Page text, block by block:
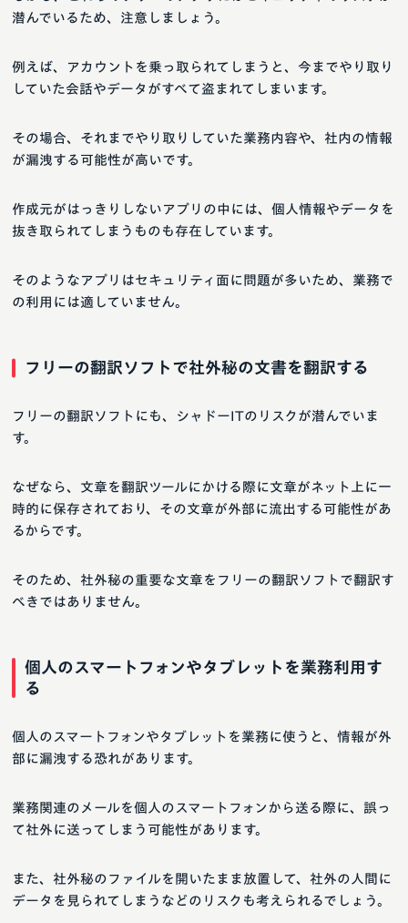
潜んでいるため、注意しましょう。
例えば、アカウントを乗っ取られてしまうと、今までやり取り
していた会話やデータがすべて盗まれてしまいます。
その場合、それまでやり取りしていた業務内容や、社内の情報
が漏洩する可能性が高いです。
作成元がはっきりしないアプリの中には、個人情報やデータを
抜き取られてしまうものも存在しています。
そのようなアプリはセキュリティ面に問題が多いため、業務で
の利用には適していません。
フリーの翻訳ソフトで社外秘の文書を翻訳する
フリーの翻訳ソフトにも、シャドーITのリスクが潜んでいま
す。
なぜなら、文章を翻訳ツールにかける際に文章がネット上に一
時的に保存されており、その文章が外部に流出する可能性があ
るからです。
そのため、社外秘の重要な文章をフリーの翻訳ソフトで翻訳す
べきではありません。
個人のスマートフォンやタブレットを業務利用す
る
個人のスマートフォンやタブレットを業務に使うと、情報が外
部に漏洩する恐れがあります。
業務関連のメールを個人のスマートフォンから送る際に、誤っ
て社外に送ってしまう可能性があります。
また、社外秘のファイルを開いたまま放置して、社外の人間に
データを見られてしまうなどのリスクも考えられるでしょう。